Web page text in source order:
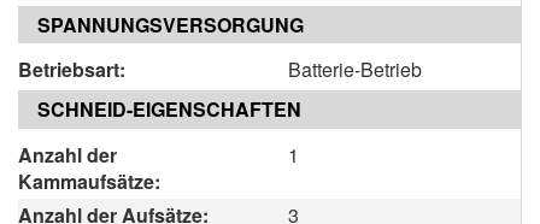
SPANNUNGSVERSORGUNG
Betriebsart:
Batterie-Betrieb
SCHNEID-EIGENSCHAFTEN
Anzahl der
Kammaufsätze:
1
Anzahl der Aufsätze:
3